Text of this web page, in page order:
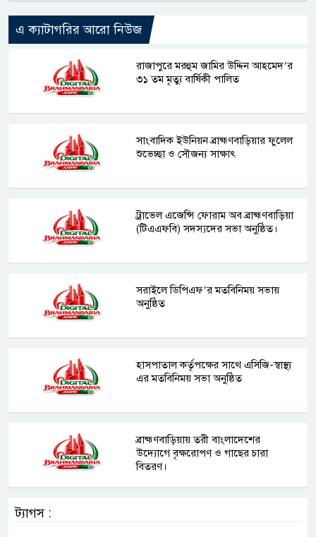
এ ক্যাটাগরির আরো নিউজ
রাজাপুরে মরহুম জামির উদ্দিন আহমেদ’র
৩১ তম মৃত্যু বার্ষিকী পালিত
সাংবাদিক ইউনিয়ন ব্রাহ্মণবাড়িয়ার ফুলেল
শুভেচ্ছা ও সৌজন্য সাক্ষাৎ
ট্রাভেল এজেন্সি ফোরাম অব ব্রাহ্মণবাড়িয়া
(টিএএফবি) সদস্যদের সভা অনুষ্ঠিত।
সরাইলে ডিপিএফ’র মতবিনিময় সভায়
অনুষ্ঠিত
হাসপাতাল কর্তৃপক্ষের সাথে এসিজি-স্বাস্থ্য
এর মতবিনিময় সভা অনুষ্ঠিত
ব্রাহ্মণবাড়িয়ায় তরী বাংলাদেশের
উদ্যোগে বৃক্ষরোপণ ও গাছের চারা
বিতরণ।
ট্যাগস :